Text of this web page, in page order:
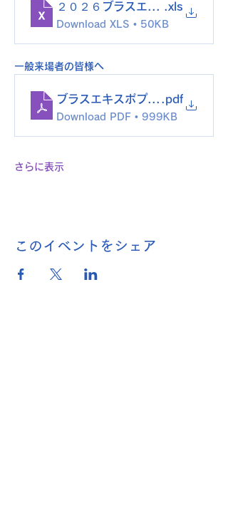
２０２６ブラスエキスポ交通費請
.xls
Download XLS • 50KB
一般来場者の皆様へ
ブラスエキスポプログラム
.pdf
Download PDF • 999KB
さらに表示
このイベントをシェア